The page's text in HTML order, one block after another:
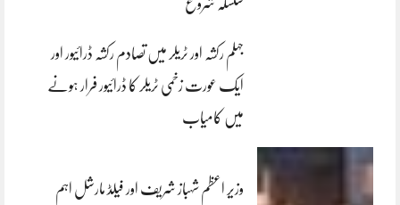
سلسلہ شروع
جہلم رکشہ اور ٹریلر میں تصادم رکشہ ڈرائیور اور
ایک عورت زخمی ٹریلر کا ڈرائیور فرار ہونے
میں کامیاب
وزیر اعظم شہباز شریف اور فیلڈ مارشل اہم